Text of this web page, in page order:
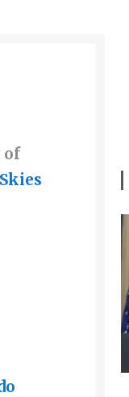
of